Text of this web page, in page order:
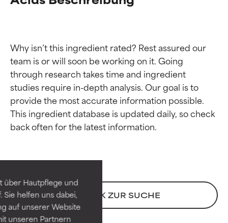
über Hautpflege und
helfen uns dabei,
auf unserer Website
unseren Partnern
Why isn’t this ingredient rated? Rest assured our
team is or will soon be working on it. Going
through research takes time and ingredient
studies require in-depth analysis. Our goal is to
provide the most accurate information possible.
This ingredient database is updated daily, so check
ZURÜCK ZUR SUCHE
Bewertung der
Erwiesen und durch
unabhängige Studien belegt.
Hervorragender Wirkstoff für
die meisten Hauttypen und -
Bewertung der
Erwiesen und durch
unabhängige Studien belegt.
Hervorragender Wirkstoff für
die meisten Hauttypen und -